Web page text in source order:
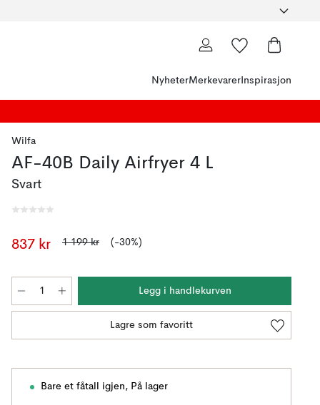
NyheterMerkevarer Inspirasjon
Wilfa
AF-40B Daily Airfryer 4 L
Svart
837 kr 1 199 kr (-30%)
Legg i handlekurven
Lagre som favoritt
Bare et fåtall igjen, På lager